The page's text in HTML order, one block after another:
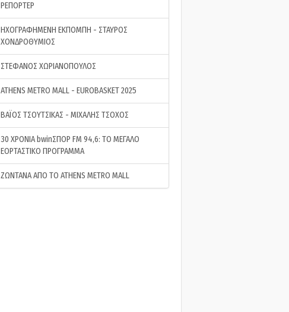
ΡΕΠΟΡΤΕΡ
ΗΧΟΓΡΑΦΗΜΕΝΗ ΕΚΠΟΜΠΗ - ΣΤΑΥΡΟΣ
ΧΟΝΔΡΟΘΥΜΙΟΣ
ΣΤΕΦΑΝΟΣ ΧΩΡΙΑΝΟΠΟΥΛΟΣ
ATHENS METRO MALL - EUROBASKET 2025
ΒΑΪΟΣ ΤΣΟΥΤΣΙΚΑΣ - ΜΙΧΑΛΗΣ ΤΣΟΧΟΣ
30 ΧΡΟΝΙΑ bwinΣΠΟΡ FM 94,6: ΤΟ ΜΕΓΑΛΟ
ΕΟΡΤΑΣΤΙΚΟ ΠΡΟΓΡΑΜΜΑ
ΖΩΝΤΑΝΑ ΑΠΟ ΤΟ ATHENS METRO MALL